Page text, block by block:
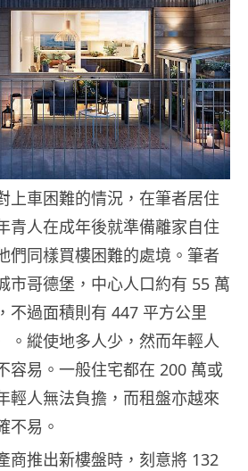
上車困難的情況，在筆者居住
青人在成年後就準備離家自住
們同樣買樓困難的處境。筆者
市哥德堡，中心人口約有 55 萬
不過面積則有 447 平方公里
。縱使地多人少，然而年輕人
容易。一般住宅都在 200 萬或
輕人無法負擔，而租盤亦越來
不易。
商推出新樓盤時，刻意將 132